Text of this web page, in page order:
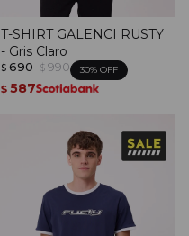
T-SHIRT GALENCI RUSTY
- Gris Claro
$ 690 $ 990 30
$ 587